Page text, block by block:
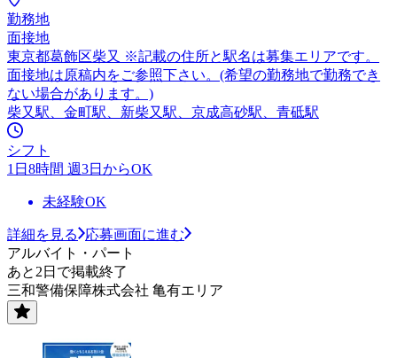
勤務地
面接地
東京都葛飾区柴又 ※記載の住所と駅名は募集エリアです。
面接地は原稿内をご参照下さい。(希望の勤務地で勤務でき
ない場合があります。)
柴又駅、金町駅、新柴又駅、京成高砂駅、青砥駅
シフト
1日8時間 週3日からOK
未経験OK
詳細を見る
応募画面に進む
アルバイト・パート
あと2日で掲載終了
三和警備保障株式会社 亀有エリア